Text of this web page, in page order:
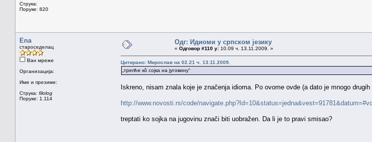
Струка:
Поруке: 820
Ena
староседелац
Ван мреже
Организација:
Име и презиме:
Струка: filolog
Поруке: 1.114
Одг: Идиоми у српском језику
« Одговор #110 у: 10.09 ч. 13.11.2009. »
Цитирано: Мирослав на 02.21 ч. 13.11.2009.
„трепће кô сојка на југовину“
Iskreno, nisam znala koje je značenja idioma. Po ovome ovde (a dato je mnogo
http://www.novosti.rs/code/
treptati ko sojka na jugovinu znači biti uobražen. Da li je to pravi smisao?